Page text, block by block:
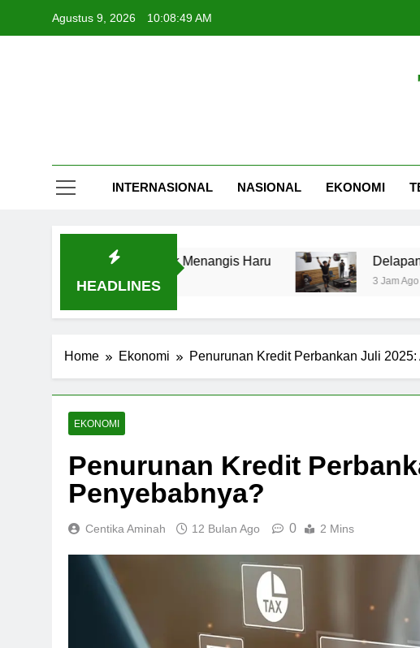
Agustus 9, 2026 10:08:50 AM
INTERNASIONAL NASIONAL EKONOMI
HEADLINES
Arumi untuk Menangis Haru Delapan Lifter
3 Jam Ago
Home Ekonomi Penurunan Kredit Perbankan Juli
EKONOMI
Penurunan Kredit
Penyebabnya?
Centika Aminah 12 Bulan Ago 0 2 Mins